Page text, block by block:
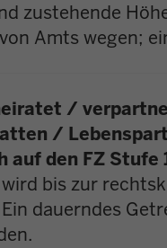
zustehende
Amts wegen;
/
/
auf den FZ Stufe
wird bis zur
dauerndes